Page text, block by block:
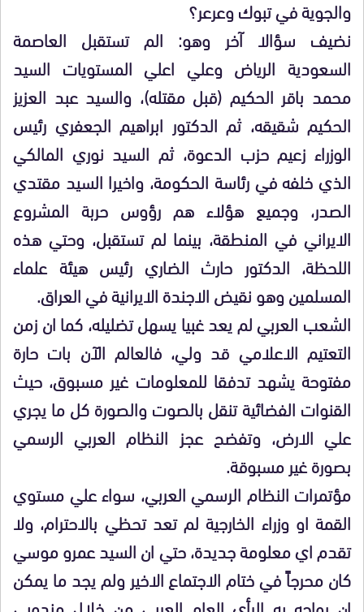
والجوية في تبوك وعرعر؟
نضيف سؤالا آخر وهو: الم تستقبل العاصمة
السعودية الرياض وعلي اعلي المستويات السيد
محمد باقر الحكيم (قبل مقتله)، والسيد عبد العزيز
الحكيم شقيقه، ثم الدكتور ابراهيم الجعفري رئيس
الوزراء زعيم حزب الدعوة، ثم السيد نوري المالكي
الذي خلفه في رئاسة الحكومة، واخيرا السيد مقتدي
الصدر، وجميع هؤلاء هم رؤوس حربة المشروع
الايراني في المنطقة، بينما لم تستقبل، وحتي هذه
اللحظة، الدكتور حارث الضاري رئيس هيئة علماء
المسلمين وهو نقيض الاجندة الايرانية في العراق.
الشعب العربي لم يعد غبيا يسهل تضليله، كما ان زمن
التعتيم الاعلامي قد ولي، فالعالم الآن بات حارة
مفتوحة يشهد تدفقا للمعلومات غير مسبوق، حيث
القنوات الفضائية تنقل بالصوت والصورة كل ما يجري
علي الارض، وتفضح عجز النظام العربي الرسمي
بصورة غير مسبوقة.
مؤتمرات النظام الرسمي العربي، سواء علي مستوي
القمة او وزراء الخارجية لم تعد تحظي بالاحترام، ولا
تقدم اي معلومة جديدة، حتي ان السيد عمرو موسي
كان محرجاً في ختام الاجتماع الاخير ولم يجد ما يمكن